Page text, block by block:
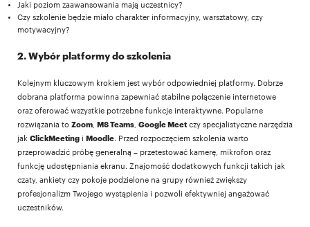
Jaki poziom zaawansowania mają uczestnicy?
Czy szkolenie będzie miało charakter informacyjny, warsztatowy, czy
motywacyjny?
2. Wybór platformy do szkolenia
Kolejnym kluczowym krokiem jest wybór odpowiedniej platformy. Dobrze
dobrana platforma powinna zapewniać stabilne połączenie internetowe
oraz oferować wszystkie potrzebne funkcje interaktywne. Popularne
rozwiązania to Zoom, MS Teams, Google Meet czy specjalistyczne narzędzia
jak ClickMeeting i Moodle. Przed rozpoczęciem szkolenia warto
przeprowadzić próbę generalną – przetestować kamerę, mikrofon oraz
funkcję udostępniania ekranu. Znajomość dodatkowych funkcji takich jak
czaty, ankiety czy pokoje podzielone na grupy również zwiększy
profesjonalizm Twojego wystąpienia i pozwoli efektywniej angażować
uczestników.